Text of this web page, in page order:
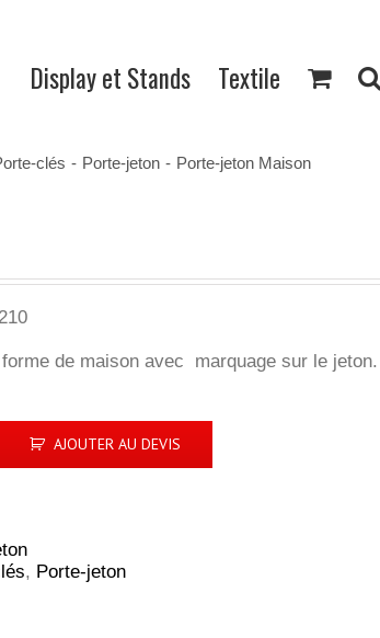
Display et Stands Textile
clés - Porte-jeton - Porte-jeton Maison
de maison avec marquage sur le jeton.
AJOUTER AU DEVIS
, Porte-jeton